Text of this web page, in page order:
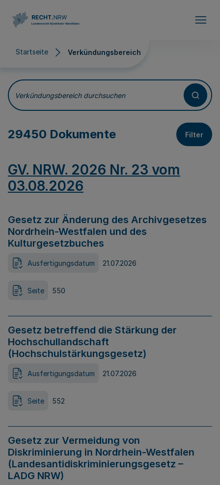
Startseite Verkündungsbereich
Verkündungsbereich
Verkündungsbereich durchsuchen
29450 Dokumente Filter
GV. NRW. 2026 Nr. 23 vom
03.08.2026
Gesetz zur Änderung des Archivgesetzes
Nordrhein-Westfalen und des
Kulturgesetzbuches
Ausfertigungsdatum 21.07.2026
Seite 550
Gesetz betreffend die Stärkung der
Hochschullandschaft
(Hochschulstärkungsgesetz)
Ausfertigungsdatum 21.07.2026
Seite 552
Gesetz zur Vermeidung von
Diskriminierung in Nordrhein-Westfalen
(Landesantidiskriminierungsgesetz –
LADG NRW)